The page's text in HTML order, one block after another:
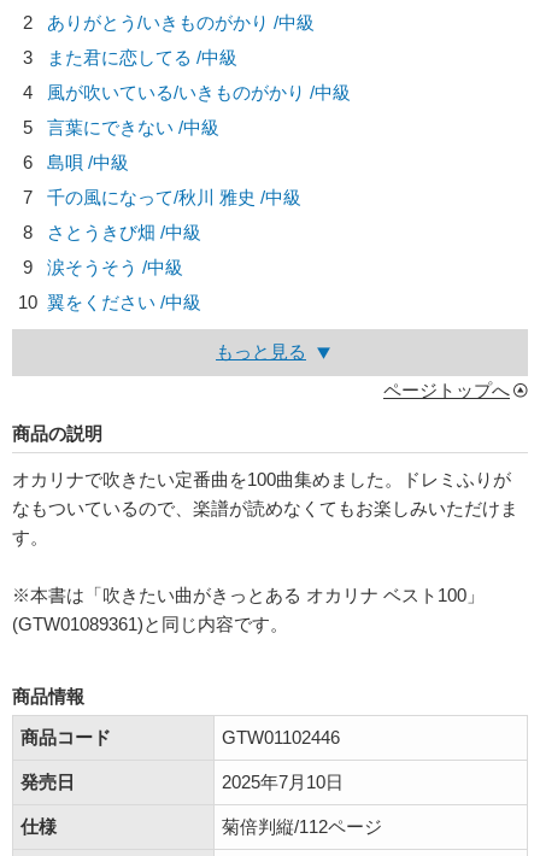
2
ありがとう/いきものがかり /中級
3
また君に恋してる /中級
4
風が吹いている/いきものがかり /中級
5
言葉にできない /中級
6
島唄 /中級
7
千の風になって/秋川 雅史 /中級
8
さとうきび畑 /中級
9
涙そうそう /中級
10 翼をください /中級
もっと見る
ページトップへ
商品の説明
オカリナで吹きたい定番曲を100曲集めました。ドレミふりが
なもついているので、楽譜が読めなくてもお楽しみいただけま
す。
※本書は「吹きたい曲がきっとある オカリナ ベスト100」
(GTW01089361)と同じ内容です。
商品情報
商品コード
GTW01102446
発売日 2025年7月10日
仕様 菊倍判縦/112ページ